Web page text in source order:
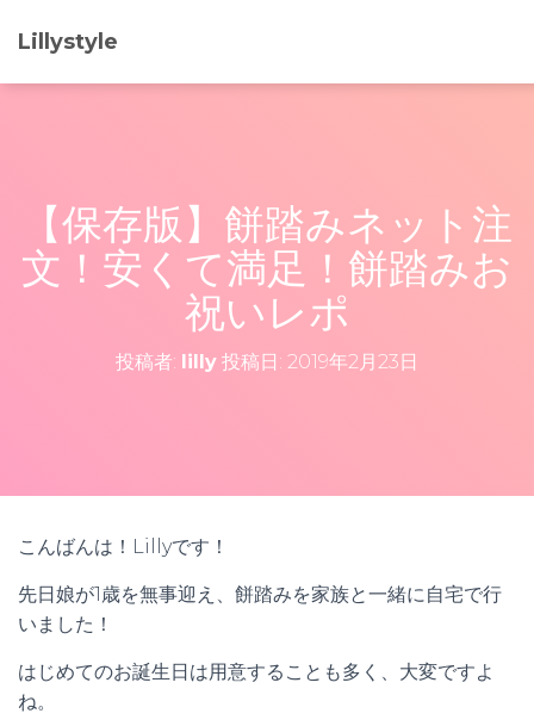
Lillystyle
【保存版】餅踏みネット注
文！安くて満足！餅踏みお
祝いレポ
投稿者: lilly 投稿日: 2019年2月23日
こんばんは！ Lillyです！
先日娘が1歳を無事迎え、餅踏みを家族と一緒に自宅で行
いました！
はじめてのお誕生日は用意することも多く、大変ですよ
ね。